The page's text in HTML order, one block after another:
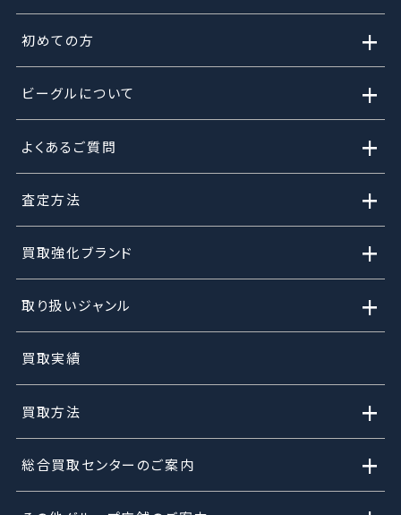
初めての方 +
ビーグルについて +
よくあるご質問 +
査定方法 +
買取強化ブランド +
取り扱いジャンル +
買取実績
買取方法 +
総合買取センターのご案内 +